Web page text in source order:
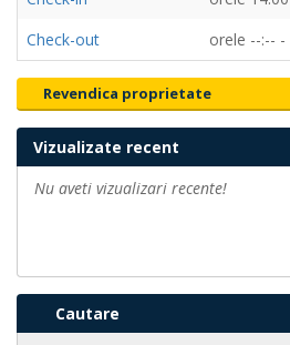
Check-out
orele --:-- -
Revendica proprietate
Vizualizate recent
Nu aveti vizualizari recente!
Cautare